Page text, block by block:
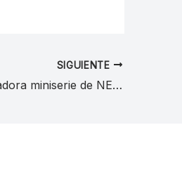
SIGUIENTE
«ADOLESCENCIA», brillante y aterradora miniserie de NETFLIX